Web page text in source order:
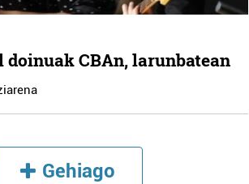
doinuak CBAn, larunbatean
Gehiago